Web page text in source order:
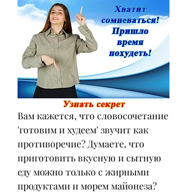
Вам кажется, что словосочетание
'готовим и худеем' звучит как
противоречие? Думаете, что
приготовить вкусную и сытную
еду можно только с жирными
продуктами и морем майонеза?